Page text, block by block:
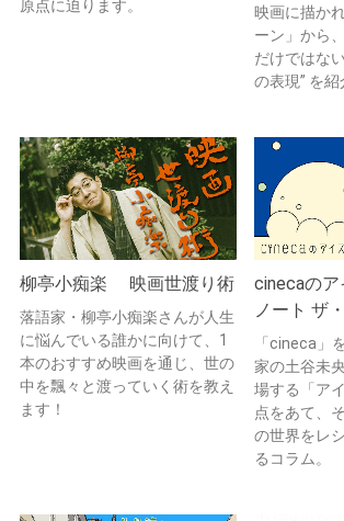
原点に迫ります。
映画に描か
ーン」から
だけではな
の表現” を紹
柳亭小痴楽 映画世渡り術
落語家・柳亭小痴楽さんが人生
に悩んでいる誰かに向けて、1
本のおすすめ映画を通じ、世の
中を飄々と渡っていく術を教え
ます！
cinecaのア
ノート ザ
「cineca」
家の土谷未
場する「ア
点をあて、
の世界をレ
るコラム。